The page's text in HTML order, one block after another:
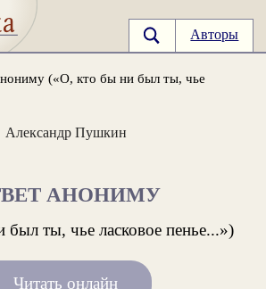
Авторы
(«О, кто бы ни был ты, чье
Александр Пушкин
АНОНИМУ
ты, чье ласковое пенье...»)
Читать онлайн